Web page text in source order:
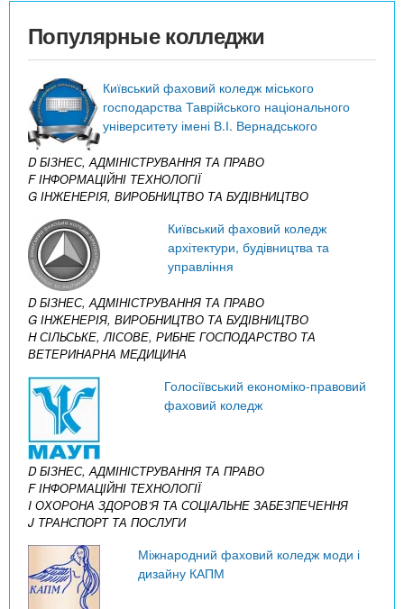
Популярные колледжи
Київський фаховий коледж міського
господарства Таврійського національного
університету імені В.І. Вернадського
D БІЗНЕС, АДМІНІСТРУВАННЯ ТА ПРАВО
F ІНФОРМАЦІЙНІ ТЕХНОЛОГІЇ
G ІНЖЕНЕРІЯ, ВИРОБНИЦТВО ТА БУДІВНИЦТВО
Київський фаховий коледж
архітектури, будівництва та
управління
D БІЗНЕС, АДМІНІСТРУВАННЯ ТА ПРАВО
G ІНЖЕНЕРІЯ, ВИРОБНИЦТВО ТА БУДІВНИЦТВО
H СІЛЬСЬКЕ, ЛІСОВЕ, РИБНЕ ГОСПОДАРСТВО ТА
ВЕТЕРИНАРНА МЕДИЦИНА
Голосіївський економіко-правовий
фаховий коледж
D БІЗНЕС, АДМІНІСТРУВАННЯ ТА ПРАВО
F ІНФОРМАЦІЙНІ ТЕХНОЛОГІЇ
I ОХОРОНА ЗДОРОВ’Я ТА СОЦІАЛЬНЕ ЗАБЕЗПЕЧЕННЯ
J ТРАНСПОРТ ТА ПОСЛУГИ
Міжнародний фаховий коледж моди і
дизайну КАПМ